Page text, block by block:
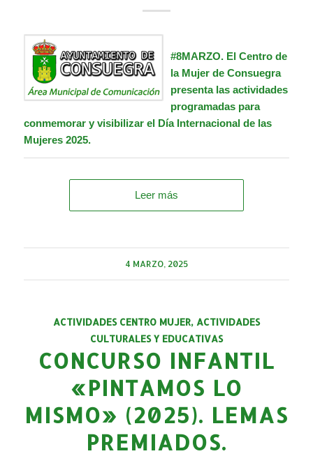
#8MARZO. El Centro de
la Mujer de Consuegra
presenta las actividades
programadas para
conmemorar y visibilizar el Día Internacional de las
Mujeres 2025.
Leer más
4 MARZO, 2025
ACTIVIDADES CENTRO MUJER, ACTIVIDADES
CULTURALES Y EDUCATIVAS
CONCURSO INFANTIL
«PINTAMOS LO
MISMO» (2025). LEMAS
PREMIADOS.